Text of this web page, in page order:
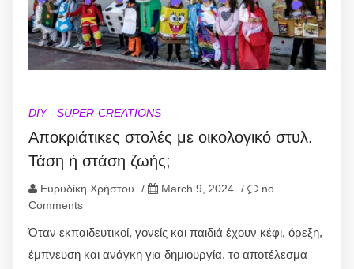
DIY - SUPER-CREATIONS
Αποκριάτικες στολές με οικολογικό στυλ.
Τάση ή στάση ζωής;
Ευρυδίκη Χρήστου / March 9, 2024 /
no
Comments
Όταν εκπαιδευτικοί, γονείς και παιδιά έχουν κέφι, όρεξη,
έμπνευση και ανάγκη για δημιουργία, το αποτέλεσμα